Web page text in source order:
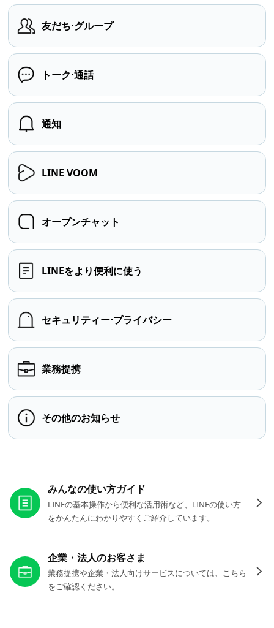
友だち⋅グループ
トーク⋅通話
通知
LINE VOOM
オープンチャット
LINEをより便利に使う
セキュリティー⋅プライバシー
業務提携
その他のお知らせ
みんなの使い方ガイド
LINEの基本操作から便利な活用術など、LINEの使い方
をかんたんにわかりやすくご紹介しています。
企業・法人のお客さま
業務提携や企業・法人向けサービスについては、こちら
をご確認ください。